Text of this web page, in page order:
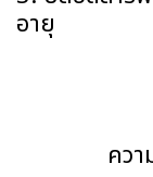
อายุ
คว